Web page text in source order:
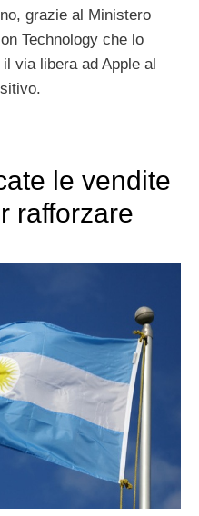
grazie al Ministero
Technology che lo
via libera ad Apple al
le vendite
rafforzare